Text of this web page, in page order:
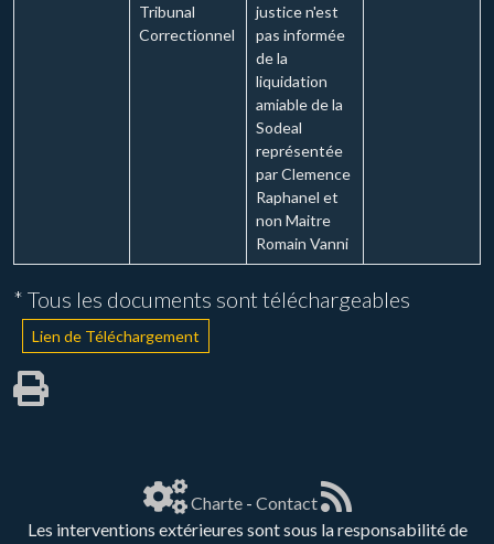
Tribunal
Correctionnel
justice n'est
pas informée
de la
liquidation
amiable de la
Sodeal
représentée
par Clemence
Raphanel et
non Maitre
Romain Vanni
* Tous les documents sont téléchargeables
Lien de Téléchargement
Charte- Contact
Les interventions extérieures sont sous la responsabilité de